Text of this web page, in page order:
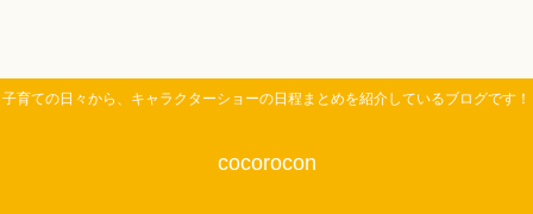
子育ての日々から、キャラクターショーの日程まとめを紹介しているブログです！
cocorocon